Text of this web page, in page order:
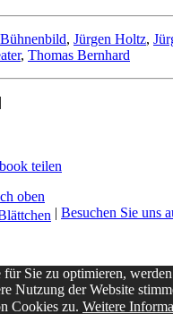
Bühnenbild, Jürgen Holtz,
, Thomas Bernhard
|
teilen
oben
| Besuchen Sie uns
für Sie zu optimieren,
Nutzung der Website
Cookies zu. Weitere